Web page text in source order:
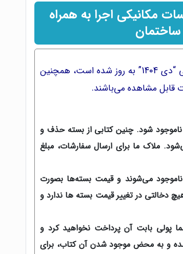
مکانیکی اجرا به همراه
کتاب‌های این بسته براساس منابع آزمون نظام مهندسی “دی 1404” به روز شده است، همچنین
قابل مشاهده می‌باشند.
شود. چنین کتابی از بسته حذف و
ملاک ما برای ارسال سفارشات، مبلغ
می‌شوند و قیمت بسته‌ها بصورت
دخالتی در تغییر قیمت بسته ها ندارد و
پولی بابت آن پرداخت نخواهید کرد و
و به محض موجود شدن آن کتاب، برای